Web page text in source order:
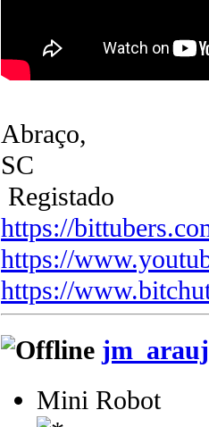
Abraço,
SC
Registado
https://
https://
https://
Mini Robot